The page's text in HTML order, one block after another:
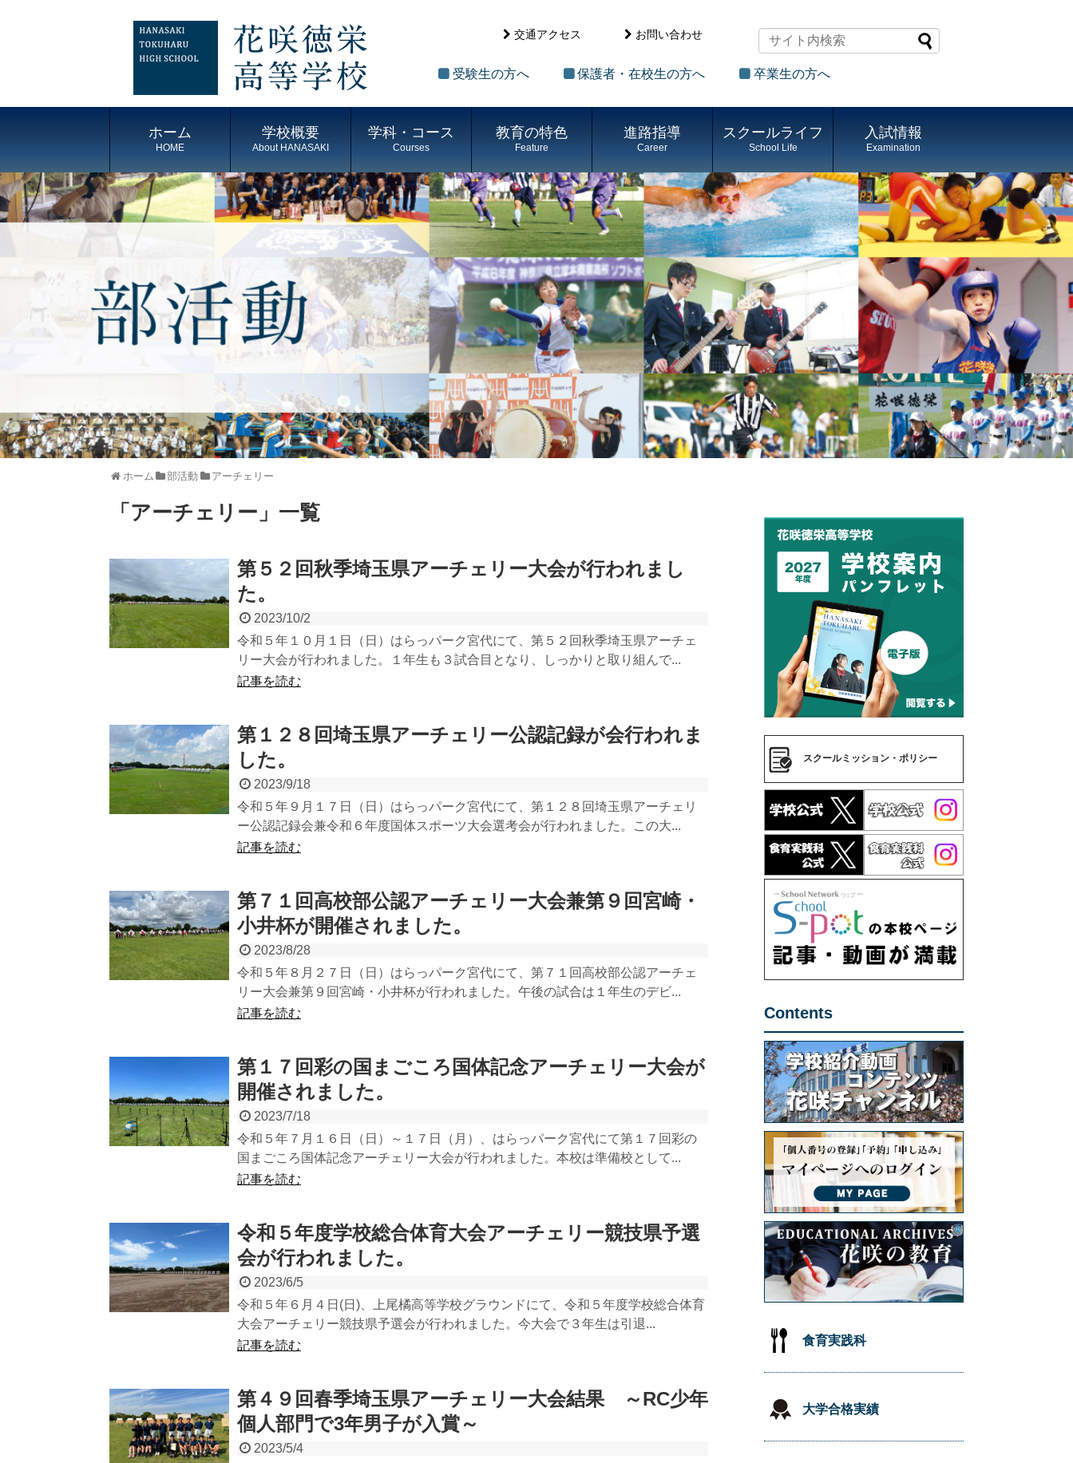
交通アクセス お問い合わせ
受験生の方へ 保護者・在校生の方へ 卒業生の方へ
ホーム
HOME
学校概要
About HANASAKI
学科・コース
Courses
教育の特色
Feature
進路指導
Career
スクールライフ
School Life
入試情報
Examination
ホーム 部活動 アーチェリー
「 アーチェリー 」 一覧
第５２回秋季埼玉県アーチェリー大会が行われまし
た。
2023/10/2
令和５年１０月１日（日）はらっパーク宮代にて、第５２回秋季埼玉県アーチェ
リー大会が行われました。１年生も３試合目となり、しっかりと取り組んで...
記事を読む
第１２８回埼玉県アーチェリー公認記録が会行われま
した。
2023/9/18
令和５年９月１７日（日）はらっパーク宮代にて、第１２８回埼玉県アーチェリ
ー公認記録会兼令和６年度国体スポーツ大会選考会が行われました。この大...
記事を読む
第７１回高校部公認アーチェリー大会兼第９回宮崎・
小井杯が開催されました。
2023/8/28
令和５年８月２７日（日）はらっパーク宮代にて、第７１回高校部公認アーチェ
リー大会兼第９回宮崎・小井杯が行われました。午後の試合は１年生のデビ...
記事を読む
第１７回彩の国まごころ国体記念アーチェリー大会が
開催されました。
2023/7/18
令和５年７月１６日（日）～１７日（月）、はらっパーク宮代にて第１７回彩の
国まごころ国体記念アーチェリー大会が行われました。本校は準備校として...
記事を読む
令和５年度学校総合体育大会アーチェリー競技県予選
会が行われました。
2023/6/5
令和５年６月４日(日)、上尾橘高等学校グラウンドにて、令和５年度学校総合体育
大会アーチェリー競技県予選会が行われました。今大会で３年生は引退...
記事を読む
第４９回春季埼玉県アーチェリー大会結果 ～RC少年
個人部門で3年男子が入賞～
2023/5/4
スクールミッション・ポリシー
Contents
食育実践科
大学合格実績